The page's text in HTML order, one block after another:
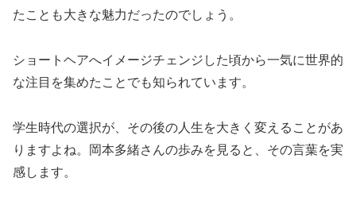
たことも大きな魅力だったのでしょう。
ショートヘアへイメージチェンジした頃から一気に世界的
な注目を集めたことでも知られています。
学生時代の選択が、その後の人生を大きく変えることがあ
りますよね。岡本多緒さんの歩みを見ると、その言葉を実
感します。